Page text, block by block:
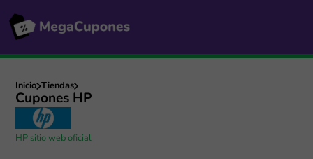
Inicio Tiendas
Cupones HP
HP sitio web oficial